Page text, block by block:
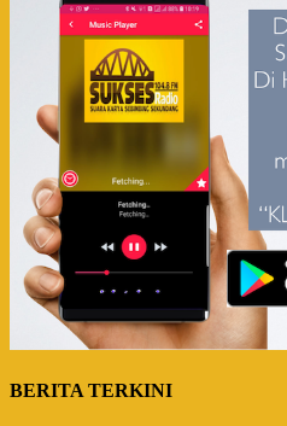
BERITA TERKINI